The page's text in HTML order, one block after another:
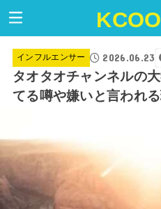
インフルエンサー 2026.06.23
タオタオチャンネルの
てる噂や嫌いと言われ